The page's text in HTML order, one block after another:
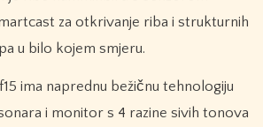
za otkrivanje riba i strukturnih
u bilo kojem smjeru.
ima naprednu bežičnu tehnologiju
i monitor s 4 razine sivih tonova